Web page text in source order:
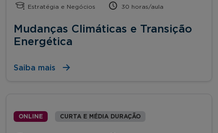
Estratégia e Negócios 30 horas/aula
Mudanças Climáticas e Transição
Energética
Saiba mais
ONLINE CURTA E MÉDIA DURAÇÃO